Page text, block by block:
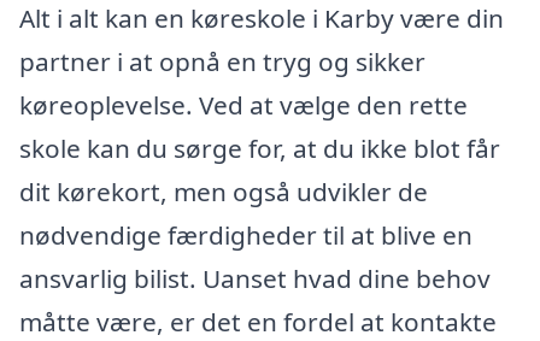
Alt i alt kan en køreskole i Karby være din
partner i at opnå en tryg og sikker
køreoplevelse. Ved at vælge den rette
skole kan du sørge for, at du ikke blot får
dit kørekort, men også udvikler de
nødvendige færdigheder til at blive en
ansvarlig bilist. Uanset hvad dine behov
måtte være, er det en fordel at kontakte